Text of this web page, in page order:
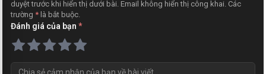
duyệt trước khi hiển thị dưới bài. Email không hiển thị công khai. Các
trường * là bắt buộc.
Đánh giá của bạn *